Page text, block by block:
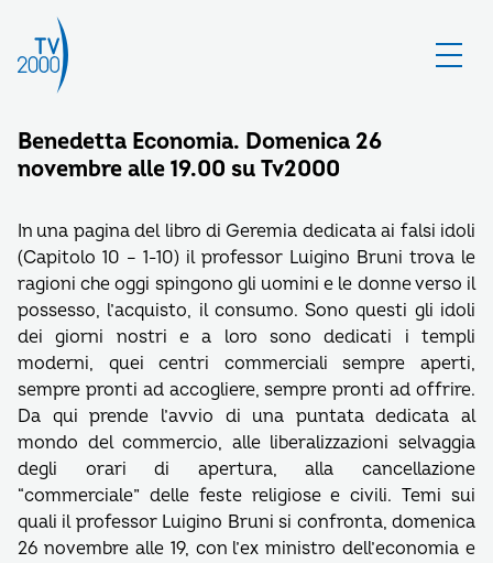
Benedetta Economia. Domenica 26
novembre alle 19.00 su Tv2000
In una pagina del libro di Geremia dedicata ai falsi idoli
(Capitolo 10 – 1-10) il professor Luigino Bruni trova le
ragioni che oggi spingono gli uomini e le donne verso il
possesso, l’acquisto, il consumo. Sono questi gli idoli
dei giorni nostri e a loro sono dedicati i templi
moderni, quei centri commerciali sempre aperti,
sempre pronti ad accogliere, sempre pronti ad offrire.
Da qui prende l’avvio di una puntata dedicata al
mondo del commercio, alle liberalizzazioni selvaggia
degli orari di apertura, alla cancellazione
“commerciale” delle feste religiose e civili. Temi sui
quali il professor Luigino Bruni si confronta, domenica
26 novembre alle 19, con l’ex ministro dell’economia e